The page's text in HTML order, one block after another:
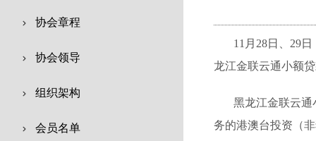
协会章程
协会领导
组织架构
会员名单
11月 28日、 29
龙江金联云通小额
黑龙江金联云
务的港澳台投资（